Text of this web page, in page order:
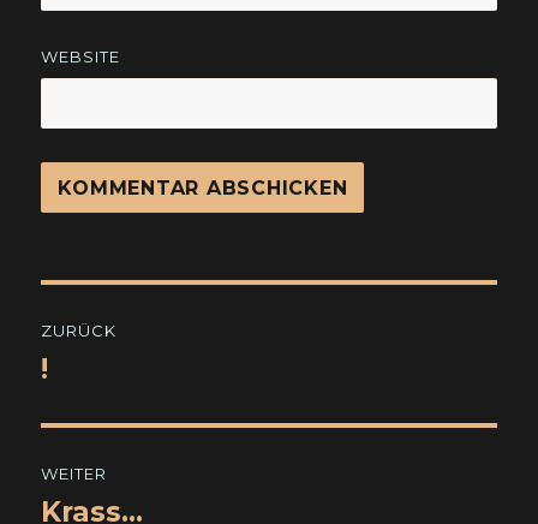
WEBSITE
ZURÜCK
Vorheriger
!
WEITER
Nächster
Krass…